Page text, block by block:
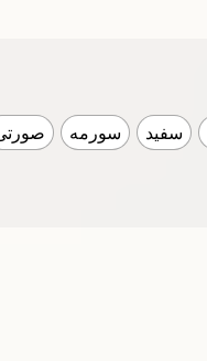
سفید سورمه